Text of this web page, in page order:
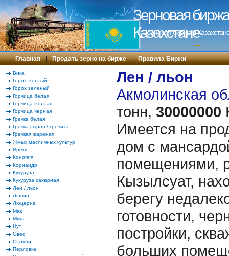
Зерновая
Казахстане
Зерновая биржа в
---
Главная | Продать зерно на бирже | Правила Биржи
Вика
Горох желтый
Горох зеленый
Горчица белая
Горчица желтая
Горчица черная
Гречка белая
Гречка сырая / гречиха
Гречкая жареная
Жмых масличных культур
Иреги
Конопля
Кориандр
Кукуруза
Кукуруза сахарная
Лен / льон
Люпин
Люцерна
Мак
Мука
Нут
Овес
Отруби
Перловка
Лен / льон
Акмолинская
тонн, 30000000
Имеется на
дом с
помещениями,
Кызылсуат,
берегу
готовности,
постройки,
больших